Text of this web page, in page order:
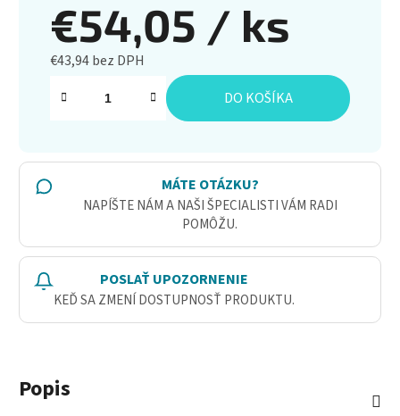
€54,05 / ks
€43,94 bez DPH
Jednotková cena:
DO KOŠÍKA
MÁTE OTÁZKU?
NAPÍŠTE NÁM A NAŠI ŠPECIALISTI VÁM RADI
POMÔŽU.
POSLAŤ UPOZORNENIE
KEĎ SA ZMENÍ DOSTUPNOSŤ PRODUKTU.
Popis